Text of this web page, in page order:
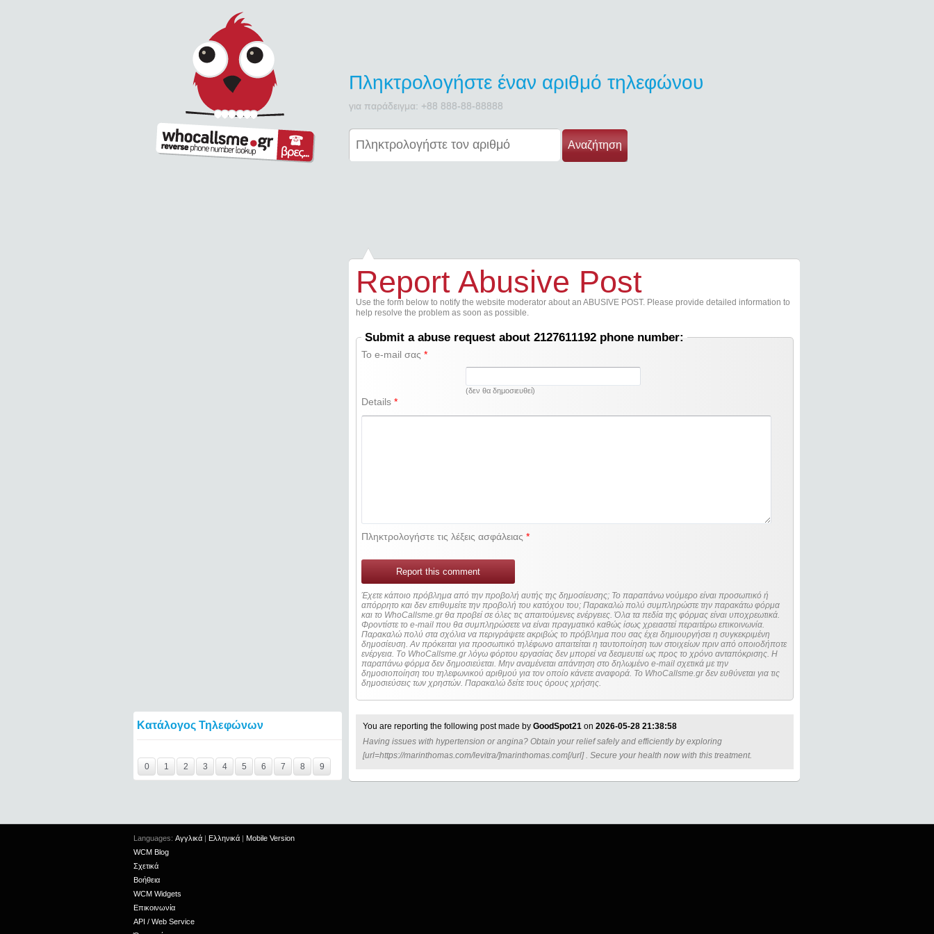
Πληκτρολογήστε έναν αριθμό τηλεφώνου
για παράδειγμα: +88 888-88-88888
Αναζήτηση
Κατάλογος Τηλεφώνων
0
1 2 3 4 5 6 7 8 9
Report Abusive Post
Use the form below to notify the website moderator about an ABUSIVE POST. Please provide detailed information to
help resolve the problem as soon as possible.
Submit a abuse request about 2127611192 phone number:
Το e-mail σας*
(δεν θα δημοσιευθεί)
Details*
Πληκτρολογήστε τις λέξεις ασφάλειας*
Report this comment
Έχετε κάποιο πρόβλημα από την προβολή αυτής της δημοσίευσης; Το παραπάνω νούμερο είναι προσωπικό ή
απόρρητο και δεν επιθυμείτε την προβολή του κατόχου του; Παρακαλώ πολύ συμπληρώστε την παρακάτω φόρμα
και το WhoCallsme.gr θα προβεί σε όλες τις απαιτούμενες ενέργειες. Όλα τα πεδία της φόρμας είναι υποχρεωτικά.
Φροντίστε το e-mail που θα συμπληρώσετε να είναι πραγματικό καθώς ίσως χρειαστεί περαιτέρω επικοινωνία.
Παρακαλώ πολύ στα σχόλια να περιγράψετε ακριβώς το πρόβλημα που σας έχει δημιουργήσει η συγκεκριμένη
δημοσίευση. Αν πρόκειται για προσωπικό τηλέφωνο απαιτείται η ταυτοποίηση των στοιχείων πριν από οποιοδήποτε
ενέργεια. Τo WhoCallsme.gr λόγω φόρτου εργασίας δεν μπορεί να δεσμευτεί ως προς το χρόνο ανταπόκρισης. Η
παραπάνω φόρμα δεν δημοσιεύεται. Μην αναμένεται απάντηση στο δηλωμένο e-mail σχετικά με την
δημοσιοποίηση του τηλεφωνικού αριθμού για τον οποίο κάνετε αναφορά. Το WhoCallsme.gr δεν ευθύνεται για τις
δημοσιεύσεις των χρηστών. Παρακαλώ δείτε τους όρους χρήσης.
You are reporting the following post made by GoodSpot21 on 2026-05-28 21:38:58
Having issues with hypertension or angina? Obtain your relief safely and efficiently by exploring
[url=https://marinthomas.com/levitra/]marinthomas.com[/url] . Secure your health now with this treatment.
Languages: Αγγλικά | Ελληνικά | Mobile Version
WCM Blog
Σχετικά
Βοήθεια
WCM Widgets
Επικοινωνία
API / Web Service